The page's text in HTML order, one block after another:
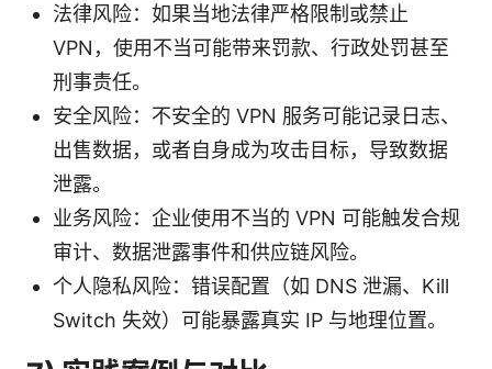
法律风险：如果当地法律严格限制或禁止
VPN，使用不当可能带来罚款、行政处罚甚至
刑事责任。
安全风险：不安全的 VPN 服务可能记录日志、
出售数据，或者自身成为攻击目标，导致数据
泄露。
业务风险：企业使用不当的 VPN 可能触发合规
审计、数据泄露事件和供应链风险。
个人隐私风险：错误配置（如 DNS 泄漏、Kill
Switch 失效）可能暴露真实 IP 与地理位置。